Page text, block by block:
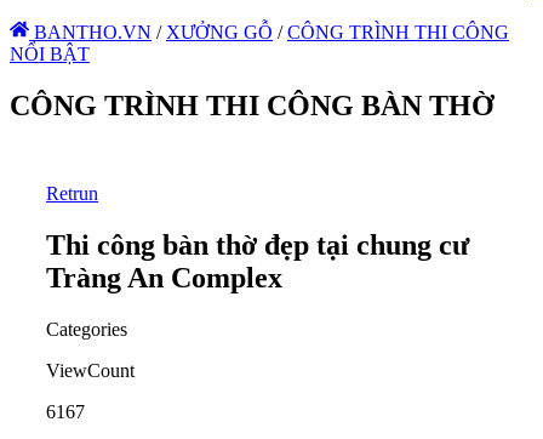
BANTHO.VN / XƯỞNG GỖ / CÔNG TRÌNH THI CÔNG
NỔI BẬT
CÔNG TRÌNH THI CÔNG BÀN THỜ
Retrun
Thi công bàn thờ đẹp tại chung cư
Tràng An Complex
Categories
ViewCount
6167